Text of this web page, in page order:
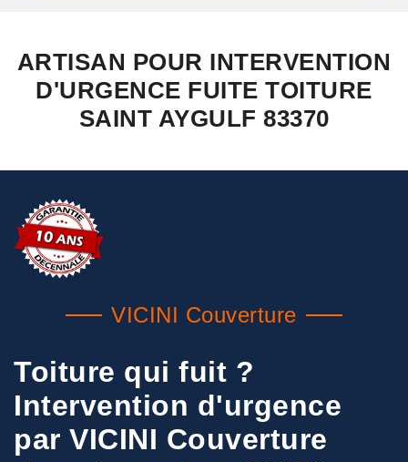
ARTISAN POUR INTERVENTION
D'URGENCE FUITE TOITURE
SAINT AYGULF 83370
VICINI Couverture
Toiture qui fuit ?
Intervention d'urgence
par VICINI Couverture